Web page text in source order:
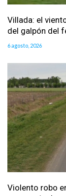
Villada: el
del galpón del
6 agosto, 2026
Violento robo